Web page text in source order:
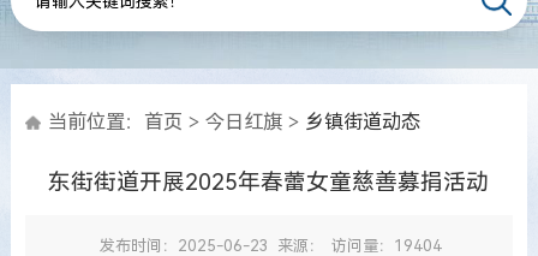
当前位置： 首页 > 今日红旗 > 乡镇街道动态
东街街道开展2025年春蕾女童慈善募捐活动
发布时间：2025-06-23 来源： 访问量：19404